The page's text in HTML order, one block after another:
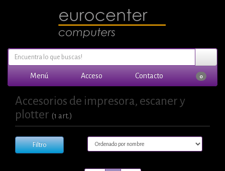
Menú Acceso Contacto 0
Accesorios de impresora, escaner y
plotter (1 art.)
Filtro